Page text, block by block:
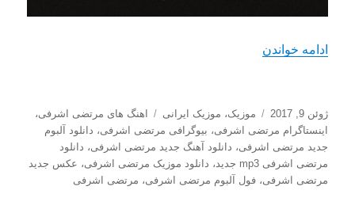
ادامه خواندن
ارسال
شده
در
ژوئن 9, 2017 دسته‌ها
موزیک، موزیک ایرانی برچسب‌ها
اهنگ های مرتضی اشرفی،
اینستاگرام مرتضی اشرفی، بیوگرافی مرتضی اشرفی، دانلود آلبوم
جدید مرتضی اشرفی، دانلود آهنگ جدید مرتضی اشرفی، دانلود
مرتضی اشرفی mp3 جدید
، دانلود موزیک مرتضی اشرفی، عکس جدید
مرتضی اشرفی،فول آلبوم مرتضی اشرفی، مرتضی اشرفی